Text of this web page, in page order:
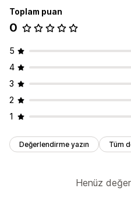
Toplam puan
0
5
4
3
2
1
Değerlendirme yazın Tüm
Henüz